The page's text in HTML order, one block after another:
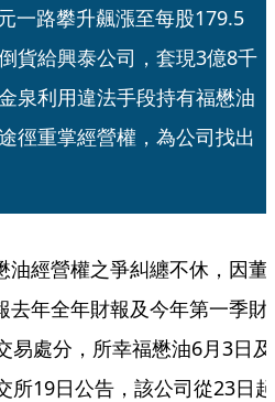
一路攀升飆漲至每股179.5
貨給興泰公司，套現3億8千
泉利用違法手段持有福懋油
徑重掌經營權，為公司找出
油經營權之爭糾纏不休，因董
去年全年財報及今年第一季財
易處分，所幸福懋油6月3日及
所19日公告，該公司從23日起